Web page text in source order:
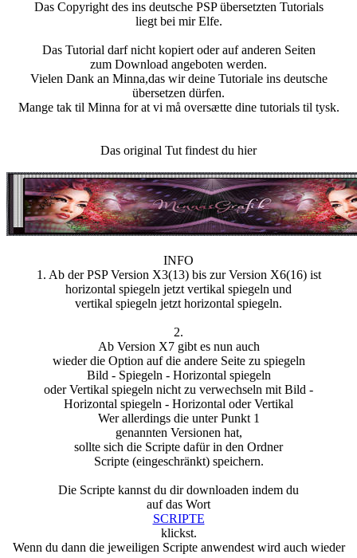
Das Copyright des ins deutsche PSP übersetzten Tutorials
liegt bei mir Elfe.
Das Tutorial darf nicht kopiert oder auf anderen Seiten
zum Download angeboten werden.
Vielen Dank an Minna,das wir deine Tutoriale ins deutsche
übersetzen dürfen.
Mange tak til Minna for at vi må oversætte dine tutorials til tysk.
Das original Tut findest du hier
INFO
1. Ab der PSP Version X3(13) bis zur Version X6(16) ist
horizontal spiegeln jetzt vertikal spiegeln und
vertikal spiegeln jetzt horizontal spiegeln.
2.
Ab Version X7 gibt es nun auch
wieder die Option auf die andere Seite zu spiegeln
Bild - Spiegeln - Horizontal spiegeln
oder Vertikal spiegeln nicht zu verwechseln mit Bild -
Horizontal spiegeln - Horizontal oder Vertikal
Wer allerdings die unter Punkt 1
genannten Versionen hat,
sollte sich die Scripte dafür in den Ordner
Scripte (eingeschränkt) speichern.
Die Scripte kannst du dir downloaden indem du
auf das Wort
SCRIPTE
klickst.
Wenn du dann die jeweiligen Scripte anwendest wird auch wieder